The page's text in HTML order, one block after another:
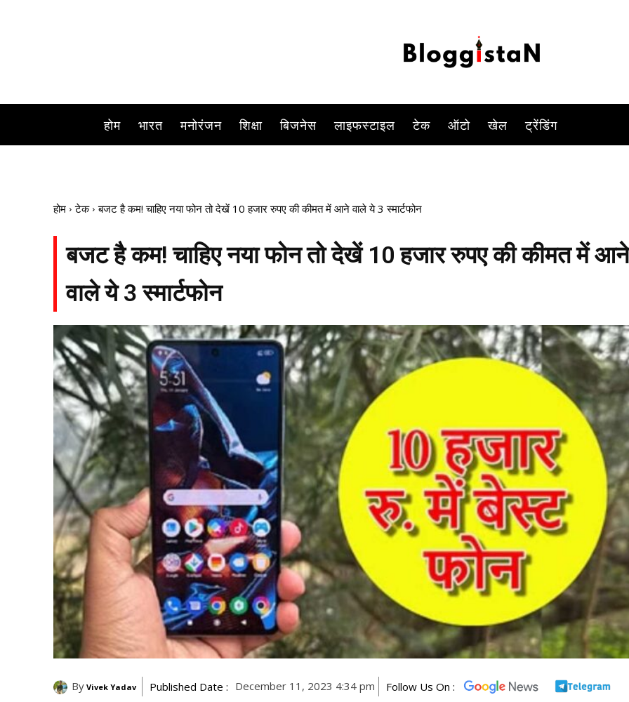
होम भारत मनोरंजन शिक्षा बिजनेस लाइफस्टाइल टेक ऑटो खेल ट्रेंडिंग
होम टेक बजट है कम! चाहिए नया फोन तो देखें 10 हजार रुपए की कीमत में आने वाले ये 3 स्मार्टफोन
बजट है कम! चाहिए नया फोन तो देखें 10 हजार रुपए की कीमत में आने
वाले ये 3 स्मार्टफोन
By Vivek Yadav Published Date : December 11, 2023 4:34 pm Follow Us On :